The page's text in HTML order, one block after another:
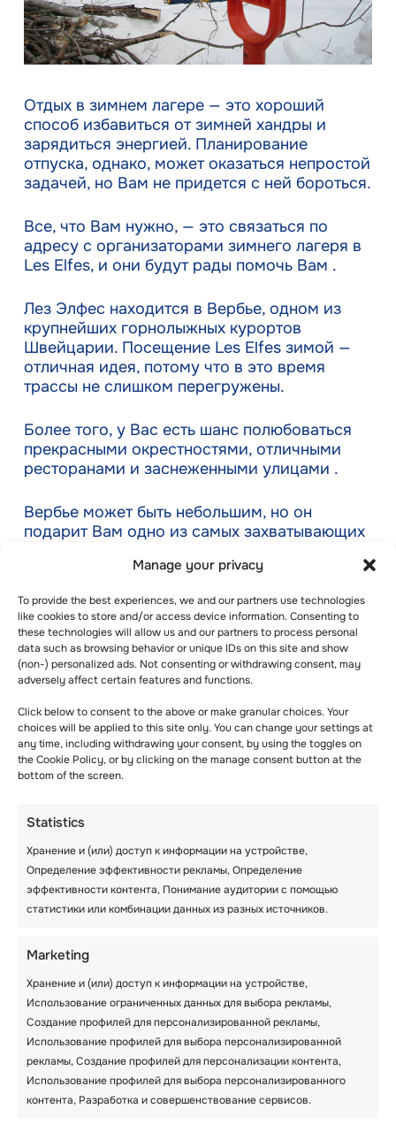
Manage your privacy
To provide the best experiences, we and our partners use technologies
like cookies to store and/or access device information. Consenting to
these technologies will allow us and our partners to process personal
data such as browsing behavior or unique IDs on this site and show
(non-) personalized ads. Not consenting or withdrawing consent, may
adversely affect certain features and functions.
Click below to consent to the above or make granular choices. Your
choices will be applied to this site only. You can change your settings at
any time, including withdrawing your consent, by using the toggles on
the Cookie Policy, or by clicking on the manage consent button at the
bottom of the screen.
Statistics
Хранение и (или) доступ к информации на устройстве,
Определение эффективности рекламы, Определение
эффективности контента, Понимание аудитории с помощью
статистики или комбинации данных из разных источников.
Marketing
Хранение и (или) доступ к информации на устройстве,
Использование ограниченных данных для выбора рекламы,
Создание профилей для персонализированной рекламы,
Использование профилей для выбора персонализированной
рекламы, Создание профилей для персонализации контента,
Использование профилей для выбора персонализированного
контента, Разработка и совершенствование сервисов.
Отдых в зимнем лагере — это хороший
способ избавиться от зимней хандры и
зарядиться энергией. Планирование
отпуска, однако, может оказаться непростой
задачей, но Вам не придется с ней бороться.
Все, что Вам нужно, — это связаться по
адресу с организаторами зимнего лагеря в
Les Elfes, и они будут рады помочь Вам .
Лез Элфес находится в Вербье, одном из
крупнейших горнолыжных курортов
Швейцарии. Посещение Les Elfes зимой —
отличная идея, потому что в это время
трассы не слишком перегружены.
Более того, у Вас есть шанс полюбоваться
прекрасными окрестностями, отличными
ресторанами и заснеженными улицами .
Вербье может быть небольшим, но он
подарит Вам одно из самых захватывающих
зимнем лагере.
Отдых в зимнем лагере на сайте Les Elfes —
это одно из лучших развлечений, которые
Вы можете сделать для себя и своих детей.
способствующих умственной и физической
нагрузке.
Les Elfes, который работает по адресу ,
центр активности в течение всего года,
летних лагерях.
Если Вы не любите толпы, то посещение
сайта зимой будет идеальным вариантом.
Как мы уже видели, активная работа в
зимнее время — это один из способов
поддержания физической формы и
хорошего здоровья.
Полевые илыжные прогулки, предлагаемые